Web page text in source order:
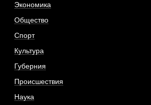
Экономика
Общество
Спорт
Культура
Губерния
Происшествия
Наука